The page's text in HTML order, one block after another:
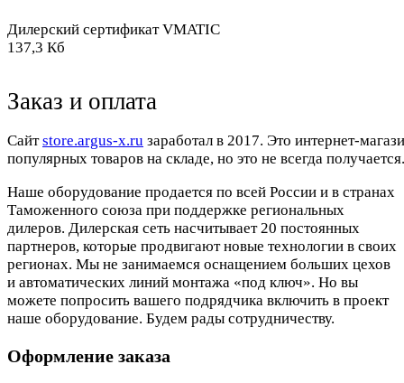
Дилерский сертификат VMATIC
137,3 Кб
Заказ и оплата
Cайтstore.argus-x.ru заработал в 2017. Это интернет-
популярных товаров на складе, но это не всегда
Наше оборудование продается по всей России и в странах
Таможенного союза при поддержке региональных
дилеров. Дилерская сеть насчитывает 20 постоянных
партнеров, которые продвигают новые технологии в своих
регионах. Мы не занимаемся оснащением больших цехов
и автоматических линий монтажа «под ключ». Но вы
можете попросить вашего подрядчика включить в проект
наше оборудование. Будем рады сотрудничеству.
Оформление заказа